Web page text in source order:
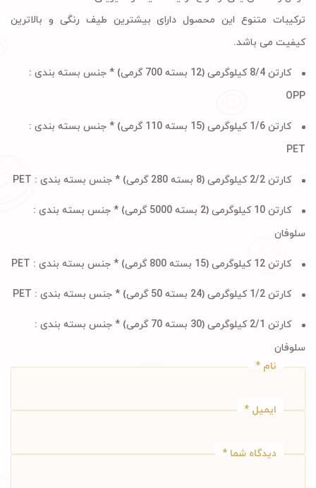
ترکیبات متنوع این محصول دارای بیشترین طیف رنگی و بالاترین
کیفیت می باشد.
کارتن 8/4 کیلوگرمی (12 بسته 700 گرمی) * جنس بسته بندی :
OPP
کارتن 1/6 کیلوگرمی (15 بسته 110 گرمی) * جنس بسته بندی :
PET
کارتن 2/2 کیلوگرمی (8 بسته 280 گرمی) * جنس بسته بندی : PET
کارتن 10 کیلوگرمی (2 بسته 5000 گرمی) * جنس بسته بندی :
سلوفان
کارتن 12 کیلوگرمی (15 بسته 800 گرمی) * جنس بسته بندی : PET
کارتن 1/2 کیلوگرمی (24 بسته 50 گرمی) * جنس بسته بندی :
کارتن 2/1 کیلوگرمی (30 بسته 70 گرمی) * جنس بسته بندی :
سلوفان
نام *
ایمیل *
دیدگاه شما *